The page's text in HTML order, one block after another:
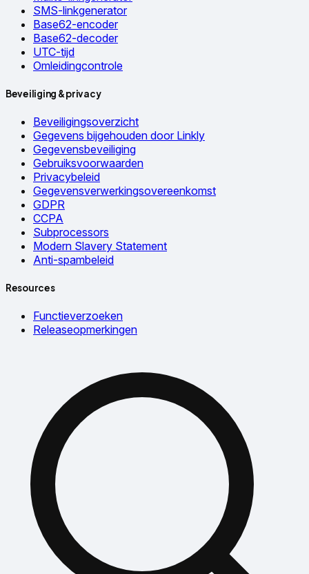
SMS-linkgenerator
Base62-encoder
Base62-decoder
UTC-tijd
Omleidingcontrole
Beveiliging & privacy
Beveiligingsoverzicht
Gegevens bijgehouden door Linkly
Gegevensbeveiliging
Gebruiksvoorwaarden
Privacybeleid
Gegevensverwerkingsovereenkomst
GDPR
CCPA
Subprocessors
Modern Slavery Statement
Anti-spambeleid
Resources
Functieverzoeken
Releaseopmerkingen